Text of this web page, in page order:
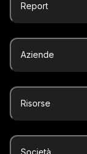
Report
Aziende
Risorse
Società